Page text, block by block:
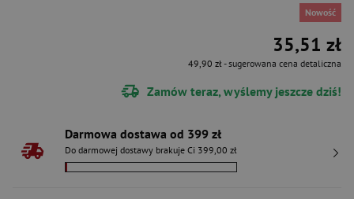
Nowość
35,51 zł
49,90 zł- sugerowana cena detaliczna
Zamów teraz, wyślemy jeszcze dziś!
Darmowa dostawa od 399 zł
Do darmowej dostawy brakuje Ci 399,00 zł